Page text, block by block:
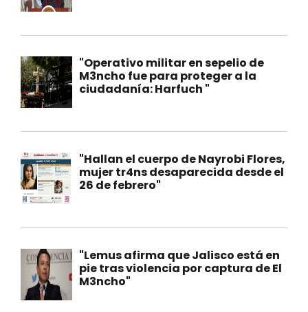
"Operativo militar en sepelio de
M3ncho fue para proteger a la
ciudadanía: Harfuch "
"Hallan el cuerpo de Nayrobi Flores,
mujer tr4ns desaparecida desde el
26 de febrero"
"Lemus afirma que Jalisco está en
pie tras violencia por captura de El
M3ncho"